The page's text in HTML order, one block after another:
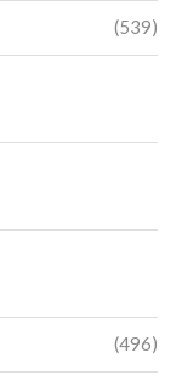
(539)
(496)